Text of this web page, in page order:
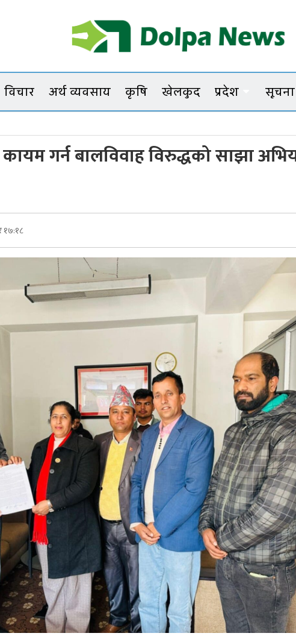
Dolpanews
विचार अर्थ व्यवसाय कृषि खेलकुद प्रदेश सूचना
गर्न बालविवाह विरुद्धको साझा
१७:१८